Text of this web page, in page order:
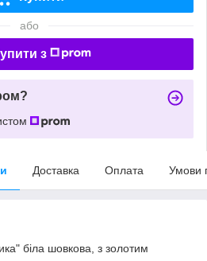
або
з
Доставка Оплата Умови
біла шовкова, з золотим